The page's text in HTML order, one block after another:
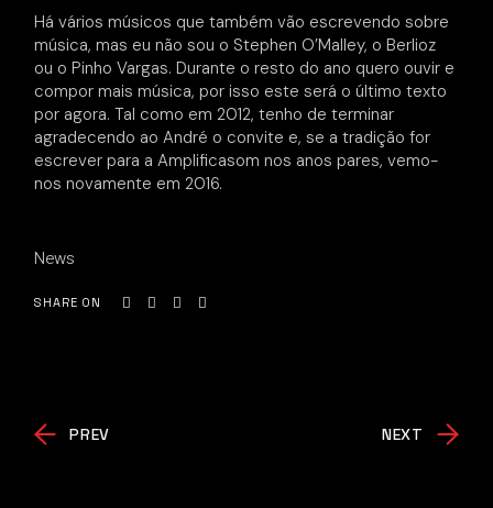
Há vários músicos que também vão escrevendo sobre
música, mas eu não sou o Stephen O’Malley, o Berlioz
ou o Pinho Vargas. Durante o resto do ano quero ouvir e
compor mais música, por isso este será o último texto
por agora. Tal como em 2012, tenho de terminar
agradecendo ao André o convite e, se a tradição for
escrever para a Amplificasom nos anos pares, vemo-
nos novamente em 2016.
News
SHARE ON
PREV NEXT